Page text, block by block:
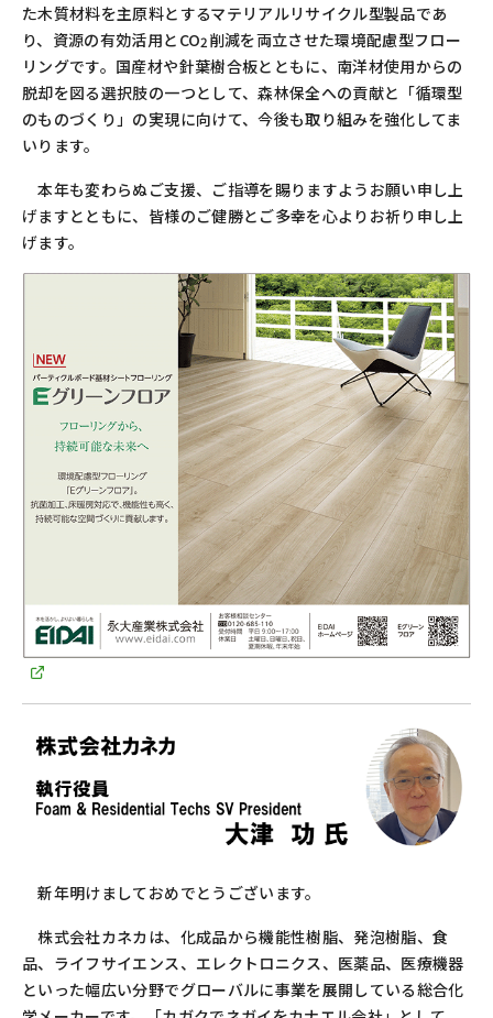
た木質材料を主原料とするマテリアルリサイクル型製品であ
り、資源の有効活用と CO2削減を両立させた環境配慮型フロー
リングです。国産材や針葉樹合板とともに、南洋材使用からの
脱却を図る選択肢の一つとして、森林保全への貢献と「循環型
のものづくり」の実現に向けて、今後も取り組みを強化してま
いります。
本年も変わらぬご支援、ご指導を賜りますようお願い申し上
げますとともに、皆様のご健勝とご多幸を心よりお祈り申し上
げます。
新年明けましておめでとうございます。
株式会社カネカは、化成品から機能性樹脂、発泡樹脂、食
品、ライフサイエンス、エレクトロニクス、医薬品、医療機器
といった幅広い分野でグローバルに事業を展開している総合化